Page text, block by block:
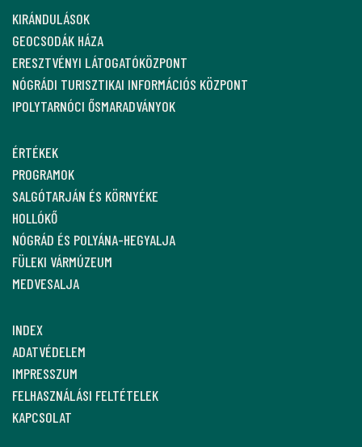
KIRÁNDULÁSOK
GEOCSODÁK HÁZA
ERESZTVÉNYI LÁTOGATÓKÖZPONT
NÓGRÁDI TURISZTIKAI INFORMÁCIÓS KÖZPONT
IPOLYTARNÓCI ŐSMARADVÁNYOK
ÉRTÉKEK
PROGRAMOK
SALGÓTARJÁN ÉS KÖRNYÉKE
HOLLÓKŐ
NÓGRÁD ÉS POLYÁNA-HEGYALJA
FÜLEKI VÁRMÚZEUM
MEDVESALJA
INDEX
ADATVÉDELEM
IMPRESSZUM
FELHASZNÁLÁSI FELTÉTELEK
KAPCSOLAT